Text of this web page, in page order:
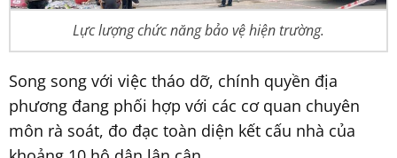
Lực lượng chức năng bảo vệ hiện trường.
Song song với việc tháo dỡ, chính quyền địa
phương đang phối hợp với các cơ quan chuyên
môn rà soát, đo đạc toàn diện kết cấu nhà của